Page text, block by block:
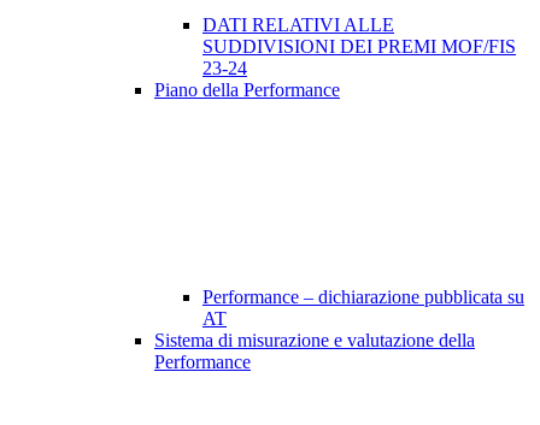
DATI RELATIVI ALLE
SUDDIVISIONI DEI PREMI MOF/FIS
23-24
Piano della Performance
Performance – dichiarazione pubblicata su
AT
Sistema di misurazione e valutazione della
Performance